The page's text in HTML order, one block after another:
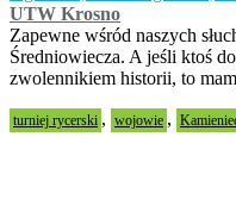
UTW Krosno
Zapewne wśród naszych
Średniowiecza. A jeśli ktoś
zwolennikiem historii, to
turniej rycerski , wojowie ,